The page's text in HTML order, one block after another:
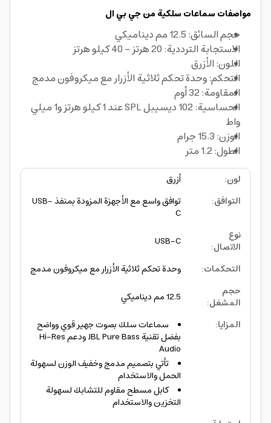
مواصفات سماعات سلكية من جي بي ال
حجم السائق: 12.5 مم ديناميكي
الاستجابة الترددية: 20 هرتز – 40 كيلو هرتز
اللون: الأزرق
التحكم: وحدة تحكم ثلاثية الأزرار مع ميكروفون مدمج
المقاومة: 32 أوم
الحساسية: 102 ديسيبل SPL عند 1 كيلو هرتز و1 ميلي
واط
الوزن: 15.3 جرام
الطول: 1.2 متر
لون:
أزرق
التوافق:
توافق واسع مع الأجهزة المزودة بمنفذ USB-
C
نوع
الاتصال:
USB-C
التحكمات:
وحدة تحكم ثلاثية الأزرار مع ميكروفون مدمج
حجم
المشغل:
12.5 مم ديناميكي
المزايا:
سماعات سلك بصوت جهير قوي وواضح
بفضل تقنية JBL Pure Bass ودعم Hi-Res
Audio
تأتي بتصميم مدمج وخفيف الوزن لسهولة
الحمل والاستخدام
كابل مسطح مقاوم للتشابك لسهولة
التخزين والاستخدام